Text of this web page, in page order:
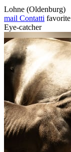
Lohne (Oldenburg)
mail Contatti favorite
Eye-catcher